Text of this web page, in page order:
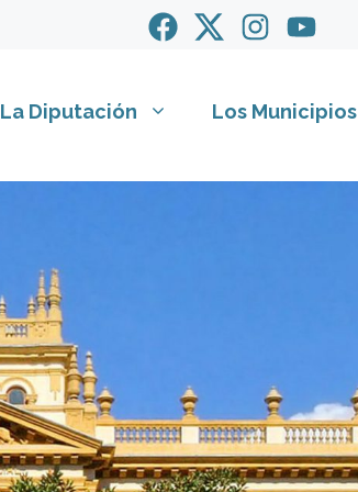
La Diputación Los Municipios